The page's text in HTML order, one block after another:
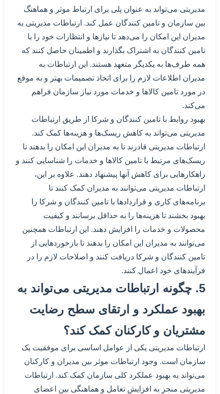
مدیریتی می‌تواند به عنوان پلی برای ارتباط موثر و هماهنگ
بین سازمان و تامین کنندگان عمل کند. ارتباطات مدیریتی به
مدیران این امکان را می‌دهد تا نیازها و انتظارات خود را با
تامین کنندگان به اشتراک بگذارند و اطمینان حاصل کنند که
همه طرف‌ها به یکدیگر متعهد هستند. این ارتباطات به
مدیران اطلاعات لازم را برای اتخاذ تصمیمات بهتر و به موقع
در مورد تامین کالاها و خدمات مورد نیاز سازمان فراهم
می‌کند.
بهبود روابط با تامین کنندگان و شرکا از طریق ارتباطات
مدیریتی می‌تواند به کاهش ریسک‌ها و هزینه‌ها کمک کند.
ارتباطات مدیریتی قادرند تا به مدیران این امکان را بدهند تا
ریسک‌های مرتبط با تامین کالاها و خدمات را شناسایی کنند و
راهکارهایی برای کاهش آنها پیشنهاد دهند. علاوه بر این،
ارتباطات مدیریتی می‌توانند به مدیران کمک کنند تا
برنامه‌های کاری و قراردادها با تامین کنندگان و شرکا را
بهبود بخشند تا هزینه‌ها را به حداقل برسانند و کیفیت
محصولات و خدمات را افزایش دهند. این ارتباطات همچنین
می‌توانند به مدیران این امکان را بدهند تا بازخوردهایی از
تامین کنندگان و شرکا دریافت کنند و اصلاحات لازم را در
فرآیندهای خود اعمال کنند.
5. چگونه ارتباطات مدیریتی می‌تواند به
بهبود عملکرد و ارتقای سطح رضایت
مشتریان و کارکنان کمک کند؟
ارتباطات مدیریتی یکی از عوامل اساسی برای موفقیت یک
سازمان است. وجود ارتباطات موثر بین مدیران و کارکنان
می‌تواند به بهبود عملکرد کلی سازمان کمک کند. ارتباطات
مدیریتی منجر به افزایش تعامل و هماهنگی بین اعضای